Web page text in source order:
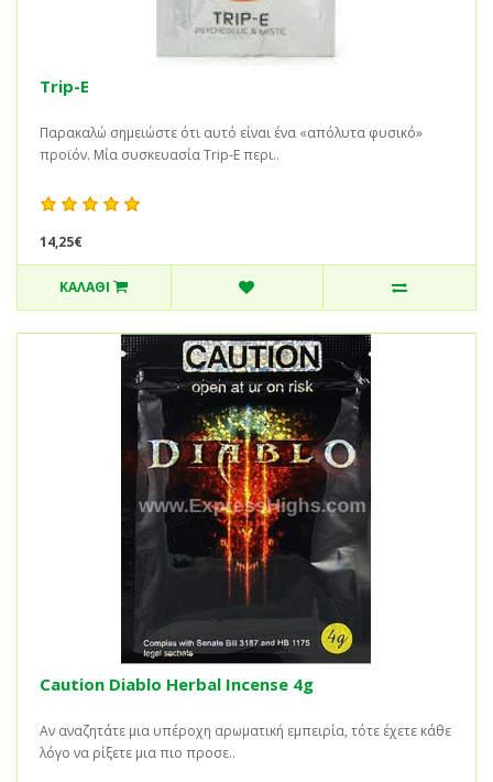
Trip-E
Παρακαλώ σημειώστε ότι αυτό είναι ένα «απόλυτα φυσικό»
προϊόν. Μία συσκευασία Trip-E περι..
14,25€
ΚΑΛΆΘΙ
Caution Diablo Herbal Incense 4g
Αν αναζητάτε μια υπέροχη αρωματική εμπειρία, τότε έχετε κάθε
λόγο να ρίξετε μια πιο προσε..